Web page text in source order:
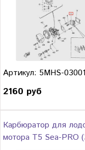
Артикул: 5MHS-03001
2160 руб
Карбюратор для
мотора T5 Sea-PRO